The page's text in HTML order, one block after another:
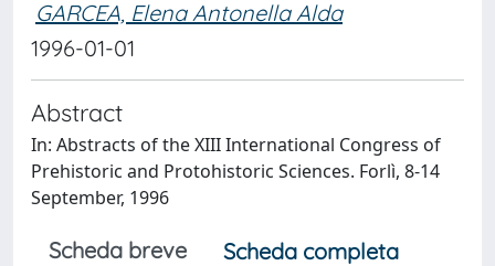
GARCEA, Elena Antonella Alda
1996-01-01
Abstract
In: Abstracts of the XIII International Congress of
Prehistoric and Protohistoric Sciences. Forlì, 8-14
September, 1996
Scheda breve
Scheda completa